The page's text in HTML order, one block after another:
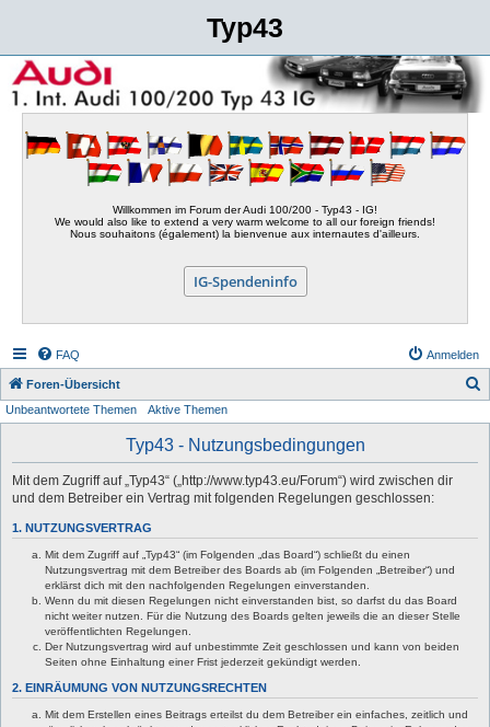
Typ43
Willkommen im Forum der Audi 100/200 - Typ43 - IG!
We would also like to extend a very warm welcome to all our foreign friends!
Nous souhaitons (également) la bienvenue aux internautes d'ailleurs.
IG-Spendeninfo
FAQ Anmelden
Foren-Übersicht
Unbeantwortete Themen Aktive Themen
Typ43 - Nutzungsbedingungen
Mit dem Zugriff auf „Typ43“ („http://www.typ43.eu/Forum“) wird zwischen dir
und dem Betreiber ein Vertrag mit folgenden Regelungen geschlossen:
1. NUTZUNGSVERTRAG
Mit dem Zugriff auf „Typ43“ (im Folgenden „das Board“) schließt du einen
Nutzungsvertrag mit dem Betreiber des Boards ab (im Folgenden „Betreiber“) und
erklärst dich mit den nachfolgenden Regelungen einverstanden.
Wenn du mit diesen Regelungen nicht einverstanden bist, so darfst du das Board
nicht weiter nutzen. Für die Nutzung des Boards gelten jeweils die an dieser Stelle
veröffentlichten Regelungen.
Der Nutzungsvertrag wird auf unbestimmte Zeit geschlossen und kann von beiden
Seiten ohne Einhaltung einer Frist jederzeit gekündigt werden.
2. EINRÄUMUNG VON NUTZUNGSRECHTEN
Mit dem Erstellen eines Beitrags erteilst du dem Betreiber ein einfaches, zeitlich und